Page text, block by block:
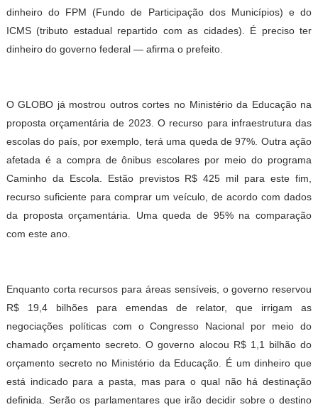
dinheiro do FPM (Fundo de Participação dos Municípios) e do
ICMS (tributo estadual repartido com as cidades). É preciso ter
dinheiro do governo federal — afirma o prefeito.
O GLOBO já mostrou outros cortes no Ministério da Educação na
proposta orçamentária de 2023. O recurso para infraestrutura das
escolas do país, por exemplo, terá uma queda de 97%. Outra ação
afetada é a compra de ônibus escolares por meio do programa
Caminho da Escola. Estão previstos R$ 425 mil para este fim,
recurso suficiente para comprar um veículo, de acordo com dados
da proposta orçamentária. Uma queda de 95% na comparação
com este ano.
Enquanto corta recursos para áreas sensíveis, o governo reservou
R$ 19,4 bilhões para emendas de relator, que irrigam as
negociações políticas com o Congresso Nacional por meio do
chamado orçamento secreto. O governo alocou R$ 1,1 bilhão do
orçamento secreto no Ministério da Educação. É um dinheiro que
está indicado para a pasta, mas para o qual não há destinação
definida. Serão os parlamentares que irão decidir sobre o destino